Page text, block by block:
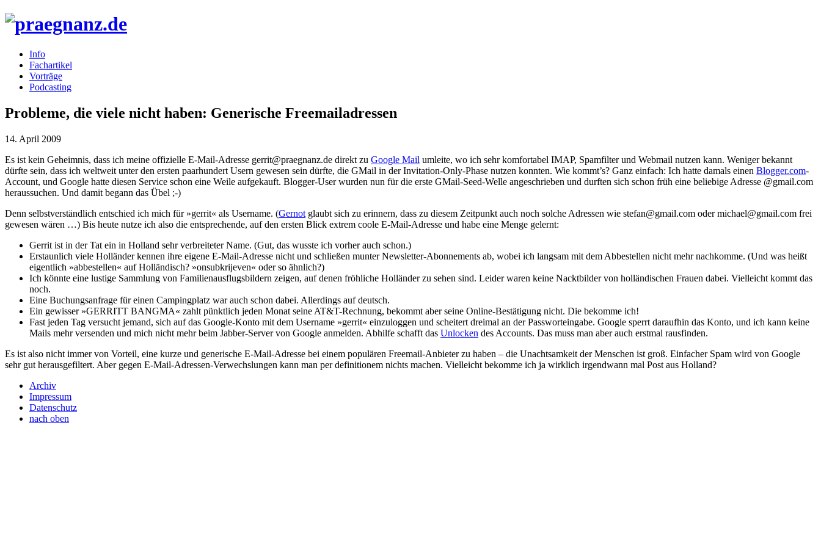
Info
Fachartikel
Vorträge
Podcasting
Probleme, die viele nicht haben: Generische Freemailadressen
14. April 2009
Es ist kein Geheimnis, dass ich meine offizielle E-Mail-Adresse gerrit@praegnanz.de direkt zu Google Mail umleite, wo ich sehr komfortabel IMAP, Spamfilter und Webmail nutzen kann. Weniger bekannt
dürfte sein, dass ich weltweit unter den ersten paarhundert Usern gewesen sein dürfte, die GMail in der Invitation-Only-Phase nutzen konnten. Wie kommt’s? Ganz einfach: Ich hatte damals einen Blogger.com-
Account, und Google hatte diesen Service schon eine Weile aufgekauft. Blogger-User wurden nun für die erste GMail-Seed-Welle angeschrieben und durften sich schon früh eine beliebige Adresse @gmail.com
heraussuchen. Und damit begann das Übel ;-)
Denn selbstverständlich entschied ich mich für »gerrit« als Username. (Gernot glaubt sich zu erinnern, dass zu diesem Zeitpunkt auch noch solche Adressen wie stefan@gmail.com oder michael@gmail.com frei
gewesen wären …) Bis heute nutze ich also die entsprechende, auf den ersten Blick extrem coole E-Mail-Adresse und habe eine Menge gelernt:
Gerrit ist in der Tat ein in Holland sehr verbreiteter Name. (Gut, das wusste ich vorher auch schon.)
Erstaunlich viele Holländer kennen ihre eigene E-Mail-Adresse nicht und schließen munter Newsletter-Abonnements ab, wobei ich langsam mit dem Abbestellen nicht mehr nachkomme. (Und was heißt
eigentlich »abbestellen« auf Holländisch? »onsubkrijeven« oder so ähnlich?)
Ich könnte eine lustige Sammlung von Familienausflugsbildern zeigen, auf denen fröhliche Holländer zu sehen sind. Leider waren keine Nacktbilder von holländischen Frauen dabei. Vielleicht kommt das
noch.
Eine Buchungsanfrage für einen Campingplatz war auch schon dabei. Allerdings auf deutsch.
Ein gewisser »GERRITT BANGMA« zahlt pünktlich jeden Monat seine AT&T-Rechnung, bekommt aber seine Online-Bestätigung nicht. Die bekomme ich!
Fast jeden Tag versucht jemand, sich auf das Google-Konto mit dem Username »gerrit« einzuloggen und scheitert dreimal an der Passworteingabe. Google sperrt daraufhin das Konto, und ich kann keine
Mails mehr versenden und mich nicht mehr beim Jabber-Server von Google anmelden. Abhilfe schafft das Unlocken des Accounts. Das muss man aber auch erstmal rausfinden.
Es ist also nicht immer von Vorteil, eine kurze und generische E-Mail-Adresse bei einem populären Freemail-Anbieter zu haben – die Unachtsamkeit der Menschen ist groß. Einfacher Spam wird von Google
sehr gut herausgefiltert. Aber gegen E-Mail-Adressen-Verwechslungen kann man per definitionem nichts machen. Vielleicht bekomme ich ja wirklich irgendwann mal Post aus Holland?
Archiv
Impressum
Datenschutz
nach oben